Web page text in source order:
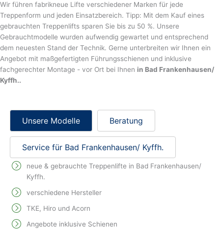
Wir führen fabrikneue Lifte verschiedener Marken für jede
Treppenform und jeden Einsatzbereich. Tipp: Mit dem Kauf eines
gebrauchten Treppenlifts sparen Sie bis zu 50 %. Unsere
Gebrauchtmodelle wurden aufwendig gewartet und entsprechend
dem neuesten Stand der Technik. Gerne unterbreiten wir Ihnen ein
Angebot mit maßgefertigten Führungsschienen und inklusive
fachgerechter Montage - vor Ort bei Ihnen in Bad Frankenhausen/
Kyffh..
Unsere Modelle Beratung
Service für Bad Frankenhausen/ Kyffh.
neue & gebrauchte Treppenlifte in Bad Frankenhausen/
Kyffh.
verschiedene Hersteller
TKE, Hiro und Acorn
Angebote inklusive Schienen